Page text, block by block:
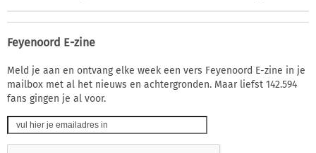
Feyenoord E-zine
Meld je aan en ontvang elke week een vers Feyenoord E-zine in je
mailbox met al het nieuws en achtergronden. Maar liefst 142.594
fans gingen je al voor.